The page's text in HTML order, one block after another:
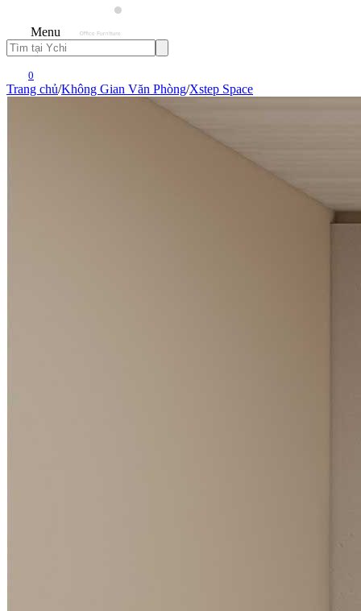
Menu
0
Trang chủ/Không Gian Văn Phòng/Xstep Space